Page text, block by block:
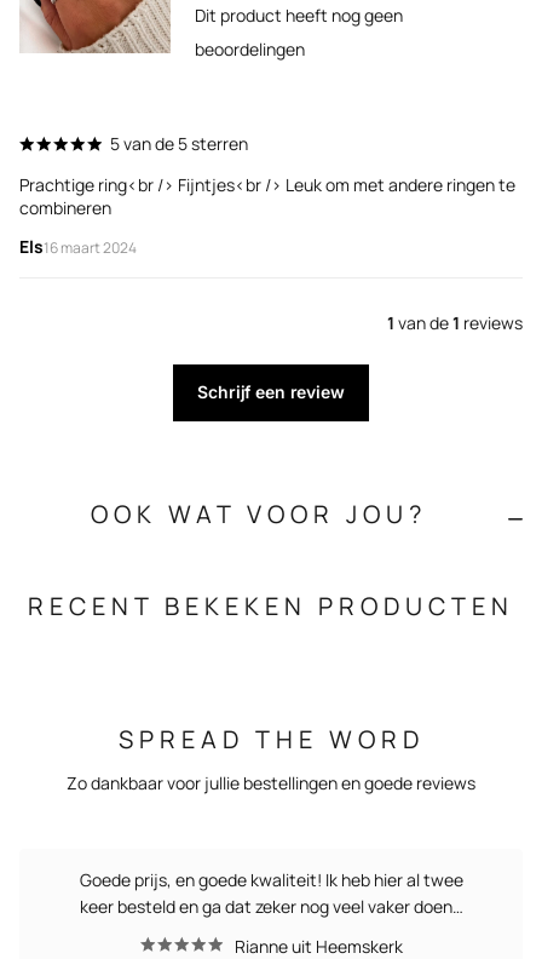
Dit product heeft nog geen
beoordelingen
5 van de 5 sterren
Prachtige ring<br /> Fijntjes<br /> Leuk om met andere ringen te
combineren
Els16 maart 2024
1 van de1 reviews
Schrijf een review
OOK WAT VOOR JOU?
RECENT BEKEKEN PRODUCTEN
SPREAD THE WORD
Zo dankbaar voor jullie bestellingen en goede reviews
Goede prijs, en goede kwaliteit! Ik heb hier al twee
keer besteld en ga dat zeker nog veel vaker doen…
Rianne uit Heemskerk